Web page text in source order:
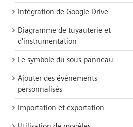
Intégration de Google Drive
Diagramme de tuyauterie et
d'instrumentation
Le symbole du sous-panneau
Ajouter des événements
personnalisés
Importation et exportation